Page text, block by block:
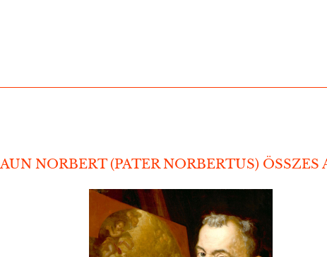
NORBERT (PATER NORBERTUS) ÖSSZES